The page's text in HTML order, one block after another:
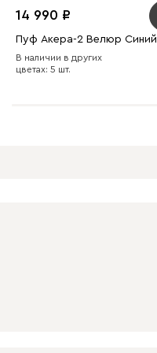
14 990
Пуф Акера-2 Велюр Синий
В наличии в других
цветах: 5 шт.